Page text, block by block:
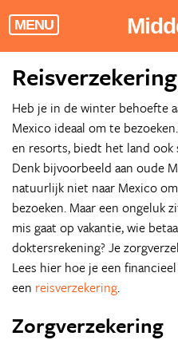
MENU
Heb je in de winter behoefte
Mexico ideaal om te
en resorts, biedt het land
Denk bijvoorbeeld aan oude
natuurlijk niet naar Mexico
bezoeken. Maar een ongeluk
mis gaat op vakantie, wie
doktersrekening? Je
Lees hier hoe je een
een reisverzekering.
Zorgverzekering